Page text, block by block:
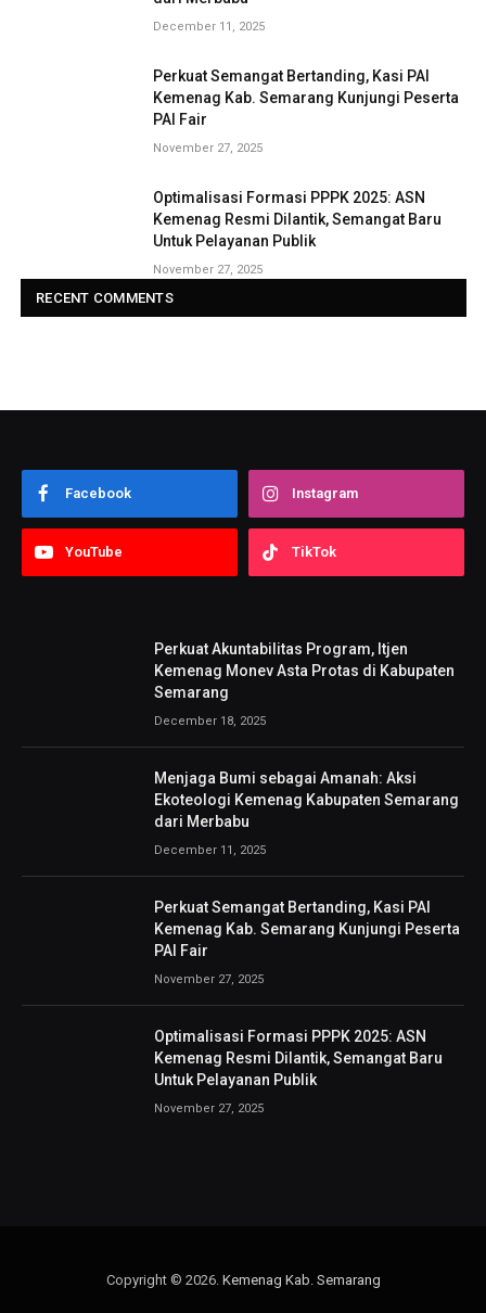
December 11, 2025
Perkuat Semangat Bertanding, Kasi PAI
Kemenag Kab. Semarang Kunjungi Peserta
PAI Fair
November 27, 2025
Optimalisasi Formasi PPPK 2025: ASN
Kemenag Resmi Dilantik, Semangat Baru
Untuk Pelayanan Publik
November 27, 2025
RECENT COMMENTS
Facebook Instagram
YouTube TikTok
Perkuat Akuntabilitas Program, Itjen
Kemenag Monev Asta Protas di Kabupaten
Semarang
December 18, 2025
Menjaga Bumi sebagai Amanah: Aksi
Ekoteologi Kemenag Kabupaten Semarang
dari Merbabu
December 11, 2025
Perkuat Semangat Bertanding, Kasi PAI
Kemenag Kab. Semarang Kunjungi Peserta
PAI Fair
November 27, 2025
Optimalisasi Formasi PPPK 2025: ASN
Kemenag Resmi Dilantik, Semangat Baru
Untuk Pelayanan Publik
November 27, 2025
Copyright © 2026. Kemenag Kab. Semarang